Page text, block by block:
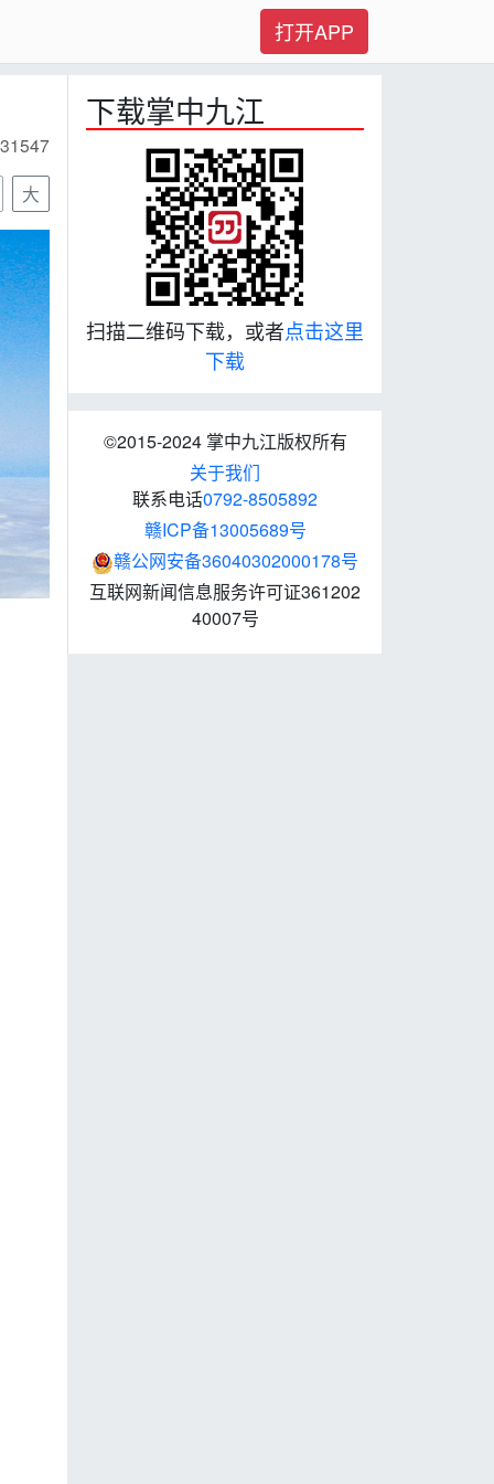
打开APP
大
下载掌中九江
扫描二维码下载，或者点击这里
下载
©2015-2024 掌中九江版权所有
关于我们
联系电话0792-8505892
赣ICP备13005689号
赣公网安备36040302000178号
互联网新闻信息服务许可证361202
40007号